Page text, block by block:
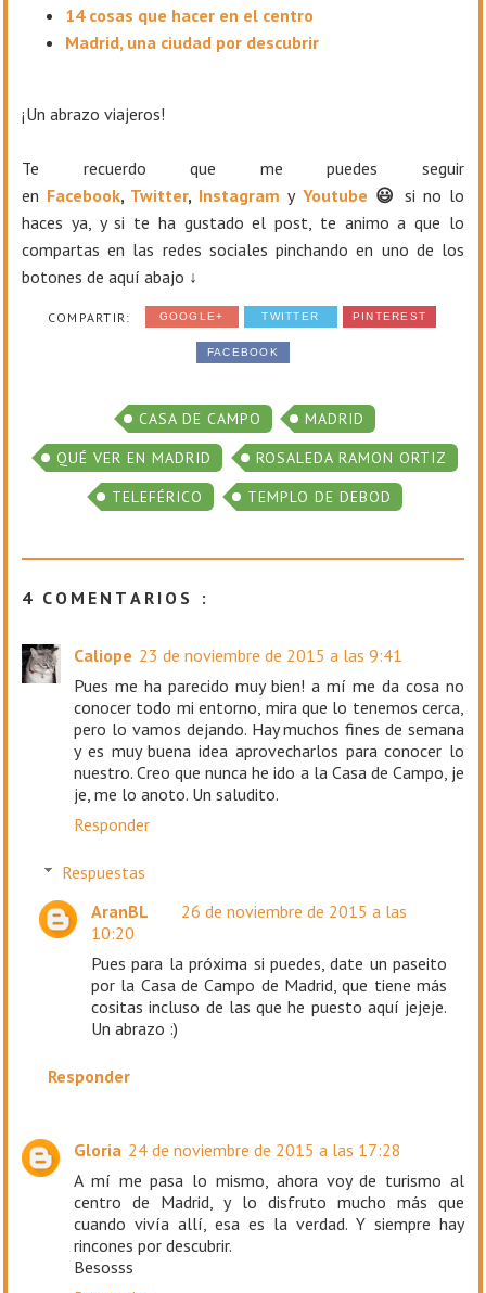
14 cosas que hacer en el centro
Madrid, una ciudad por descubrir
¡Un abrazo viajeros!
Te recuerdo que me puedes seguir
en Facebook, Twitter, Instagram y Youtube 😃 si no lo
haces ya, y si te ha gustado el post, te animo a que lo
compartas en las redes sociales pinchando en uno de los
botones de aquí abajo ↓
COMPARTIR: GOOGLE+ TWITTER PINTEREST
FACEBOOK
CASA DE CAMPO
MADRID
QUÉ VER EN MADRID
ROSALEDA RAMON ORTIZ
TELEFÉRICO
TEMPLO DE DEBOD
4 COMENTARIOS :
Caliope 23 de noviembre de 2015 a las 9:41
Pues me ha parecido muy bien! a mí me da cosa no
conocer todo mi entorno, mira que lo tenemos cerca,
pero lo vamos dejando. Hay muchos fines de semana
y es muy buena idea aprovecharlos para conocer lo
nuestro. Creo que nunca he ido a la Casa de Campo, je
je, me lo anoto. Un saludito.
Responder
Respuestas
AranBL
26 de noviembre de 2015 a las
10:20
Pues para la próxima si puedes, date un paseito
por la Casa de Campo de Madrid, que tiene más
cositas incluso de las que he puesto aquí jejeje.
Un abrazo :)
Responder
Gloria 24 de noviembre de 2015 a las 17:28
A mí me pasa lo mismo, ahora voy de turismo al
centro de Madrid, y lo disfruto mucho más que
cuando vivía allí, esa es la verdad. Y siempre hay
rincones por descubrir.
Besosss